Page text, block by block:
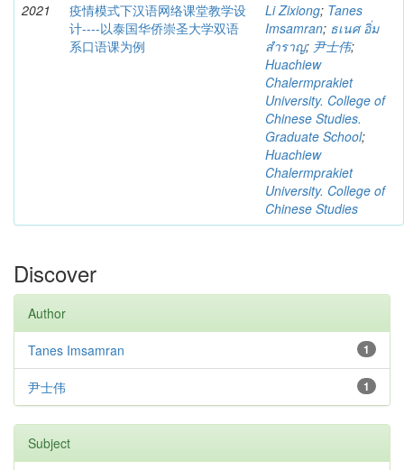
2021
疫情模式下汉语网络课堂教学设
计----以泰国华侨崇圣大学双语
系口语课为例
Li Zixiong; Tanes
Imsamran; ธเนศ อิ่ม
สำราญ; 尹士伟;
Huachiew
Chalermprakiet
University. College of
Chinese Studies.
Graduate School;
Huachiew
Chalermprakiet
University. College of
Chinese Studies
Discover
Author
1
Tanes Imsamran
1
尹士伟
Subject